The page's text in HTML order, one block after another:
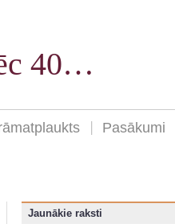
40…
Pasākumi
Jaunākie raksti